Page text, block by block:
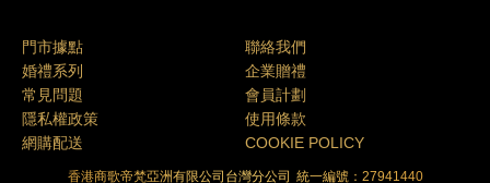
門市據點
聯絡我們
婚禮系列
企業贈禮
常見問題
會員計劃
隱私權政策
使用條款
網購配送
COOKIE POLICY
香港商歌帝梵亞洲有限公司台灣分公司 統一編號：27941440